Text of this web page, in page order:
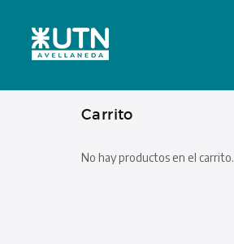
Carrito
No hay productos en el carrito.